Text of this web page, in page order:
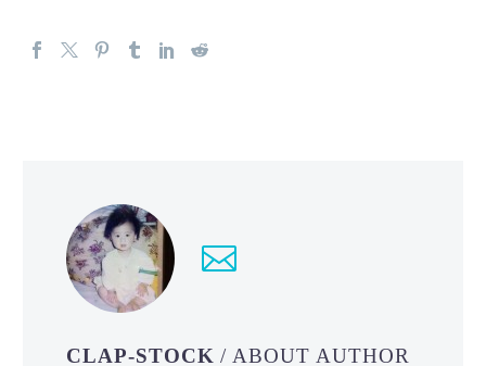
CLAP-STOCK/ ABOUT AUTHOR